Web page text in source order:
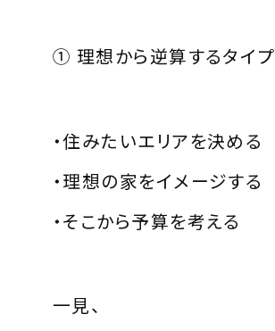
① 理想から逆算するタイプ
・住みたいエリアを決める
・理想の家をイメージする
・そこから予算を考える
一見、